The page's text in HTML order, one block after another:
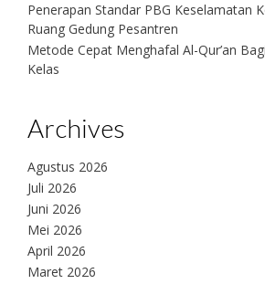
Penerapan Standar PBG Keselamatan
Ruang Gedung Pesantren
Metode Cepat Menghafal Al-Qur’an
Kelas
Archives
Agustus 2026
Juli 2026
Juni 2026
Mei 2026
April 2026
Maret 2026